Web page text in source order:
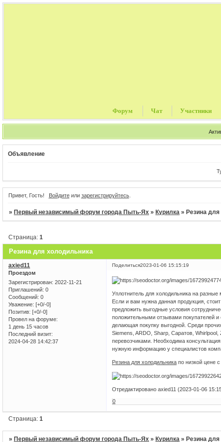
Форум Чат Участники
Объявление
Привет, Гость! Войдитеили зарегистрируйтесь.
»Первый независимый форум города Пыть-Ях »Курилка »Резина
Резина для холодильника
Страница:1
Поделиться2023-01-06 15:15:19
axied11
Проездом
Зарегистрирован: 2022-11-21
Приглашений: 0
Сообщений: 0
Уважение: [+0/-0]
Позитив: [+0/-0]
Провел на форуме:
1 день 15 часов
Последний визит:
2024-04-28 14:42:37
Уплотнитель для холодильника на
Если и вам нужна данная продукция,
предложить выгодные условия
положительными отзывами покупателей
делающая покупку выгодной. Среди
Siemens, ARDO, Sharp, Саратов,
перевозчиками. Необходима
нужную информацию у специалистов
Резина для холодильника по низкой цене
Отредактировано axied11 (2023-01-06
0
Страница:1
» Первый независимый форум города Пыть-Ях » Курилка » Резина